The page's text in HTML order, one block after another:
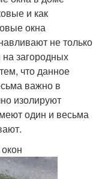
и как
окна
не только
загородных
что данное
важно в
изолируют
один и весьма